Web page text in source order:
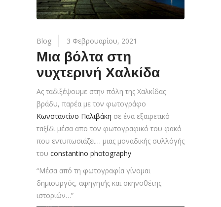
Blog 3 Φεβρουαρίου, 2021
Μια βόλτα στη
νυχτερινή Χαλκίδα
Ας ταδιξέψουμε στην πόλη της Χαλκίδας
βράδυ, παρέα με τον φωτογράφο
Κωνσταντίνο Παλιβάκη σε ένα εξαιρετικό
ταξίδι μέσα απο τον φωτογραφικό του φακό
που εντυπωσιάζει… μιας μοναδικής συλλόγής
του constantino photography
“Μέσα από τη φωτογραφία γίνομαι
δημιουργός, αφηγητής και σκηνοθέτης
ιστοριών…”